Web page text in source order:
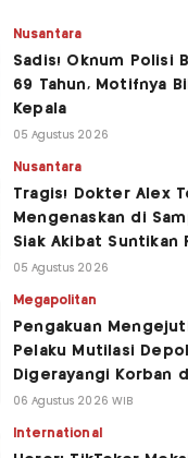
Nusantara
Sadis! Oknum Polisi
69 Tahun, Motifnya
Kepala
05 Agustus 2026
Nusantara
Tragis! Dokter Alex
Mengenaskan di
Siak Akibat Suntikan
05 Agustus 2026
Megapolitan
Pengakuan
Pelaku Mutilasi
Digerayangi Korban
06 Agustus 2026 WIB
International